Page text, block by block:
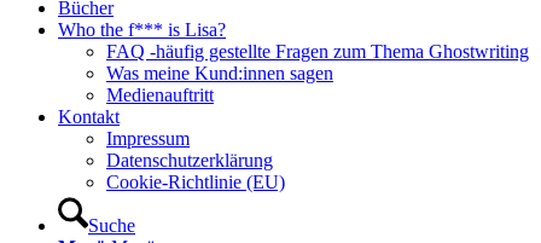
Bücher
Who the f*** is Lisa?
FAQ -häufig gestellte Fragen zum Thema Ghostwriting
Was meine Kund:innen sagen
Medienauftritt
Kontakt
Impressum
Datenschutzerklärung
Cookie-Richtlinie (EU)
Suche